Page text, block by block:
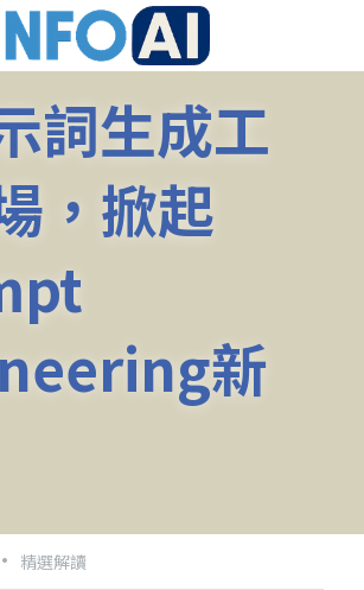
絡
詞生成工
，掀起
新
· 精選解讀